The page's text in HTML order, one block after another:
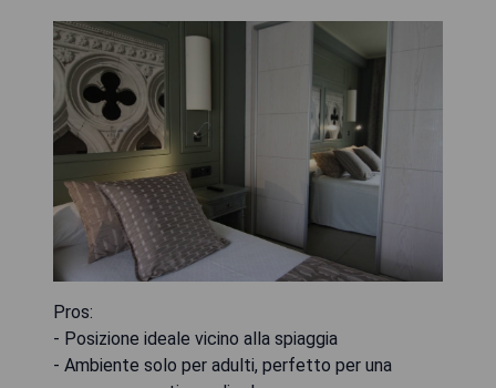
Pros:
- Posizione ideale vicino alla spiaggia
- Ambiente solo per adulti, perfetto per una